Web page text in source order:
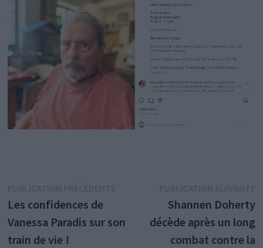
de
l’article
précédente :
Les confidences de
Vanessa Paradis sur son
train de vie !
Shannen Doherty
décède après un long
combat contre la